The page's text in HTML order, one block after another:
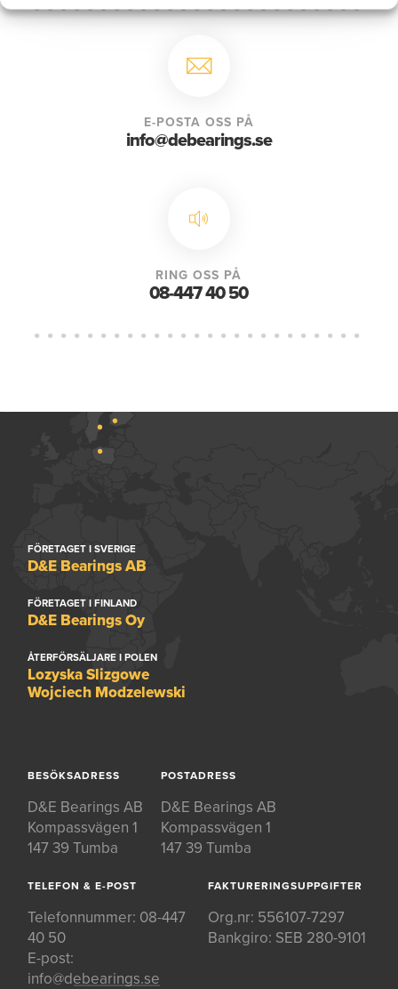
E-POSTA OSS PÅ
info@debearings.se
RING OSS PÅ
08-447 40 50
FÖRETAGET I SVERIGE
D&E Bearings AB
FÖRETAGET I FINLAND
D&E Bearings Oy
ÅTERFÖRSÄLJARE I POLEN
Lozyska Slizgowe
Wojciech Modzelewski
BESÖKSADRESS
D&E Bearings AB
Kompassvägen 1
147 39 Tumba
POSTADRESS
D&E Bearings AB
Kompassvägen 1
147 39 Tumba
TELEFON & E-POST
Telefonnummer: 08-447
40 50
E-post:
info@debearings.se
FAKTURERINGSUPPGIFTER
Org.nr: 556107-7297
Bankgiro: SEB 280-9101